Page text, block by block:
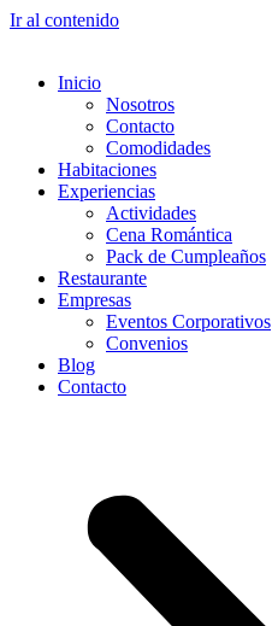
Ir al contenido
Inicio
Nosotros
Contacto
Comodidades
Habitaciones
Experiencias
Actividades
Cena Romántica
Pack de Cumpleaños
Restaurante
Empresas
Eventos Corporativos
Convenios
Blog
Contacto